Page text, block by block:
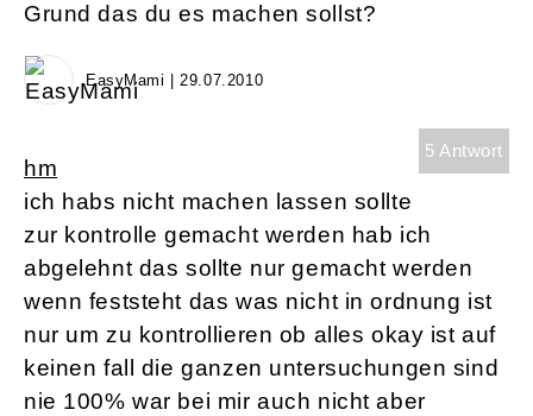
Grund das du es machen sollst?
EasyMami | 29.07.2010
5 Antwort
hm
ich habs nicht machen lassen sollte
zur kontrolle gemacht werden hab ich
abgelehnt das sollte nur gemacht werden
wenn feststeht das was nicht in ordnung ist
nur um zu kontrollieren ob alles okay ist auf
keinen fall die ganzen untersuchungen sind
nie 100% war bei mir auch nicht aber